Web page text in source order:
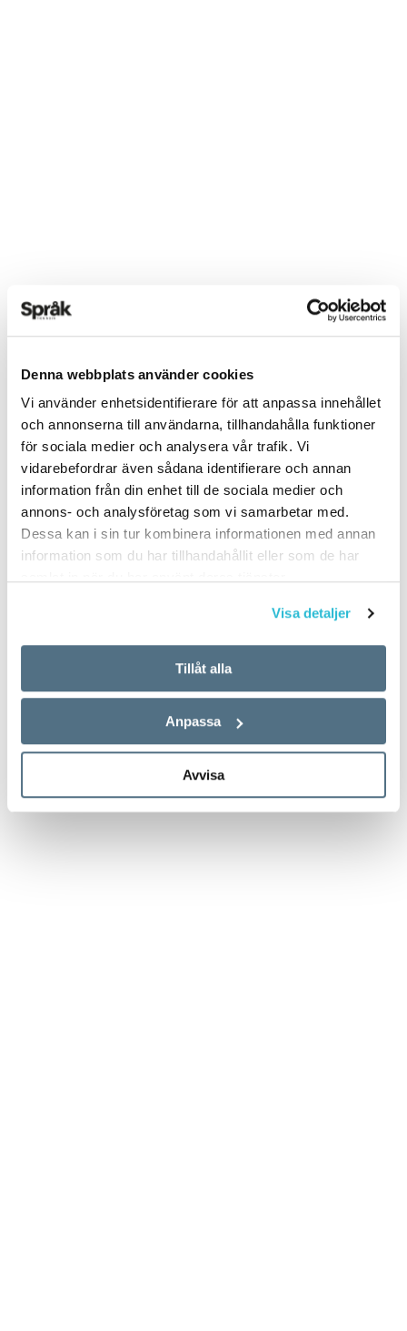
Denna webbplats använder cookies
Vi använder enhetsidentifierare för att anpassa innehållet
och annonserna till användarna, tillhandahålla funktioner
för sociala medier och analysera vår trafik. Vi
vidarebefordrar även sådana identifierare och annan
information från din enhet till de sociala medier och
annons- och analysföretag som vi samarbetar med.
Dessa kan i sin tur kombinera informationen med annan
information som du har tillhandahållit eller som de har
Visa detaljer
Tillåt alla
Anpassa
Avvisa